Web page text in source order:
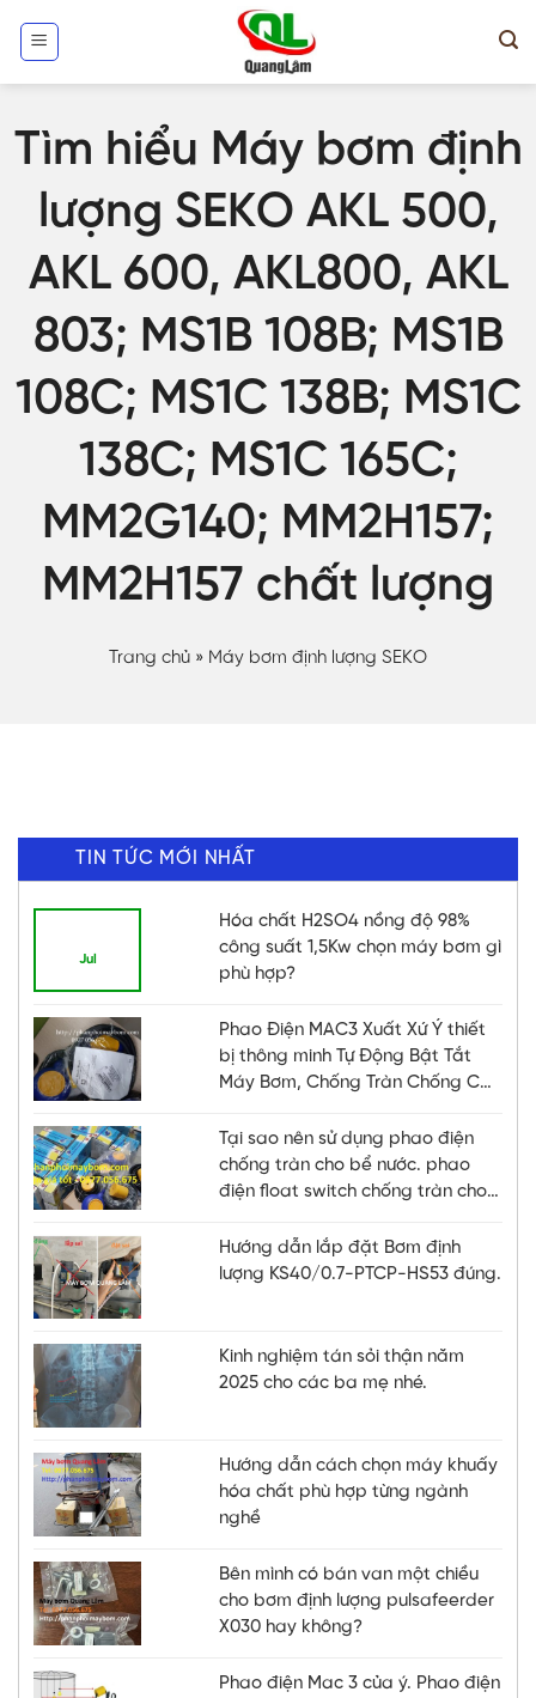
Tìm hiểu Máy bơm định
lượng SEKO AKL 500,
AKL 600, AKL800, AKL
803; MS1B 108B; MS1B
108C; MS1C 138B; MS1C
138C; MS1C 165C;
MM2G140; MM2H157;
MM2H157 chất lượng
Trang chủ » Máy bơm định lượng SEKO
TIN TỨC MỚI NHẤT
Jul
Hóa chất H2SO4 nồng độ 98%
công suất 1,5Kw chọn máy bơm gì
phù hợp?
Phao Điện MAC3 Xuất Xứ Ý thiết
bị thông minh Tự Động Bật Tắt
Máy Bơm, Chống Tràn Chống Cạn
Tại sao nên sử dụng phao điện
chống tràn cho bể nước. phao
điện float switch chống tràn cho
Hướng dẫn lắp đặt Bơm định
lượng KS40/0.7-PTCP-HS53 đúng.
Kinh nghiệm tán sỏi thận năm
2025 cho các ba mẹ nhé.
Hướng dẫn cách chọn máy khuấy
hóa chất phù hợp từng ngành
nghề
Bên mình có bán van một chiều
cho bơm định lượng pulsafeerder
X030 hay không?
Phao điện Mac 3 của ý. Phao điện